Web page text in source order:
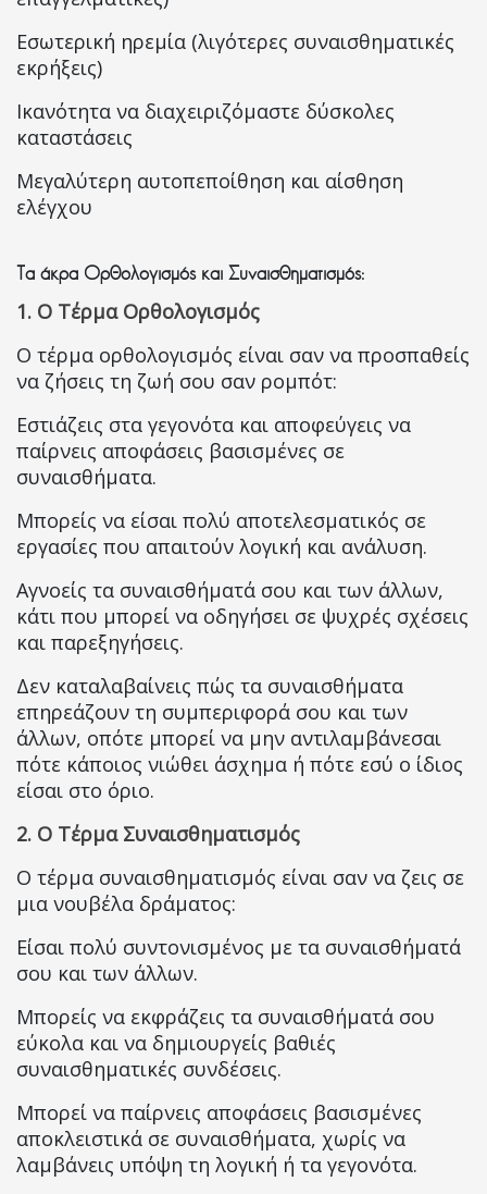
Εσωτερική ηρεμία (λιγότερες συναισθηματικές
εκρήξεις)
Ικανότητα να διαχειριζόμαστε δύσκολες
καταστάσεις
Μεγαλύτερη αυτοπεποίθηση και αίσθηση
ελέγχου
Τα άκρα Ορθολογισμός και Συναισθηματισμός:
1. Ο Τέρμα Ορθολογισμός
Ο τέρμα ορθολογισμός είναι σαν να προσπαθείς
να ζήσεις τη ζωή σου σαν ρομπότ:
Εστιάζεις στα γεγονότα και αποφεύγεις να
παίρνεις αποφάσεις βασισμένες σε
συναισθήματα.
Μπορείς να είσαι πολύ αποτελεσματικός σε
εργασίες που απαιτούν λογική και ανάλυση.
Αγνοείς τα συναισθήματά σου και των άλλων,
κάτι που μπορεί να οδηγήσει σε ψυχρές σχέσεις
και παρεξηγήσεις.
Δεν καταλαβαίνεις πώς τα συναισθήματα
επηρεάζουν τη συμπεριφορά σου και των
άλλων, οπότε μπορεί να μην αντιλαμβάνεσαι
πότε κάποιος νιώθει άσχημα ή πότε εσύ ο ίδιος
είσαι στο όριο.
2. Ο Τέρμα Συναισθηματισμός
Ο τέρμα συναισθηματισμός είναι σαν να ζεις σε
μια νουβέλα δράματος:
Είσαι πολύ συντονισμένος με τα συναισθήματά
σου και των άλλων.
Μπορείς να εκφράζεις τα συναισθήματά σου
εύκολα και να δημιουργείς βαθιές
συναισθηματικές συνδέσεις.
Μπορεί να παίρνεις αποφάσεις βασισμένες
αποκλειστικά σε συναισθήματα, χωρίς να
λαμβάνεις υπόψη τη λογική ή τα γεγονότα.